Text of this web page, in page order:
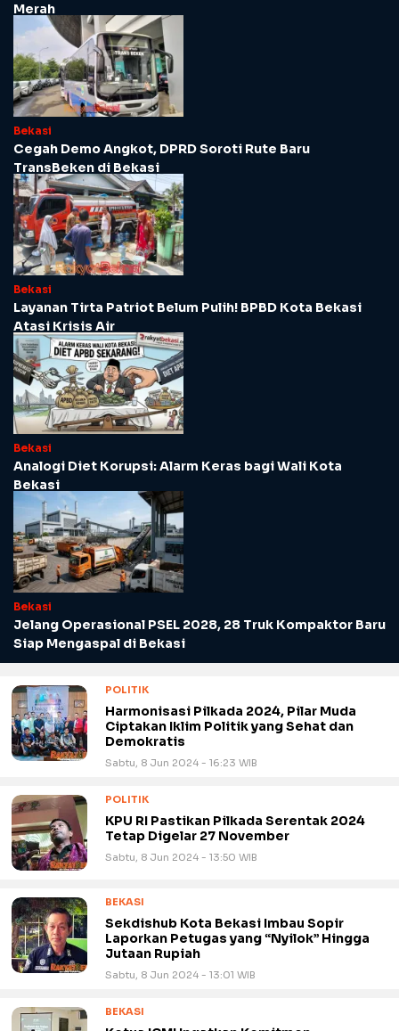
Merah
Bekasi
Cegah Demo Angkot, DPRD Soroti Rute Baru
TransBeken di Bekasi
Bekasi
Layanan Tirta Patriot Belum Pulih! BPBD Kota Bekasi
Atasi Krisis Air
Bekasi
Analogi Diet Korupsi: Alarm Keras bagi Wali Kota
Bekasi
Bekasi
Jelang Operasional PSEL 2028, 28 Truk Kompaktor Baru
Siap Mengaspal di Bekasi
POLITIK
Harmonisasi Pilkada 2024, Pilar Muda
Ciptakan Iklim Politik yang Sehat dan
Demokratis
Sabtu, 8 Jun 2024 - 16:23 WIB
POLITIK
KPU RI Pastikan Pilkada Serentak 2024
Tetap Digelar 27 November
Sabtu, 8 Jun 2024 - 13:50 WIB
BEKASI
Sekdishub Kota Bekasi Imbau Sopir
Laporkan Petugas yang “Nyilok” Hingga
Jutaan Rupiah
Sabtu, 8 Jun 2024 - 13:01 WIB
BEKASI